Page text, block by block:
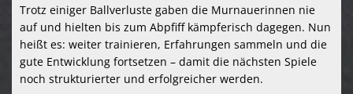
Trotz einiger Ballverluste gaben die Murnauerinnen nie
auf und hielten bis zum Abpfiff kämpferisch dagegen. Nun
heißt es: weiter trainieren, Erfahrungen sammeln und die
gute Entwicklung fortsetzen – damit die nächsten Spiele
noch strukturierter und erfolgreicher werden.